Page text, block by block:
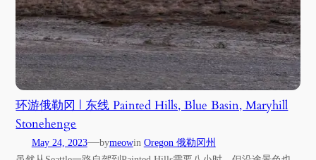
环游俄勒冈 | 东线 Painted Hills, Blue Basin, Maryhill
Stonehenge
May 24, 2023—bymeowin Oregon 俄勒冈州